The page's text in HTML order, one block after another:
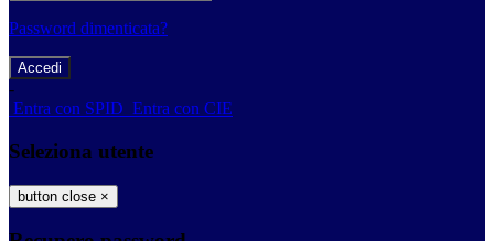
Password dimenticata?
-
Entra con SPID Entra con CIE
Seleziona utente
button close ×